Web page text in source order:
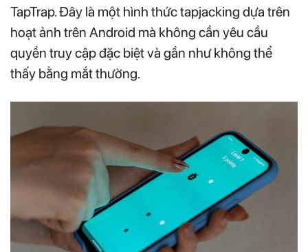
TapTrap. Đây là một hình thức tapjacking dựa trên
hoạt ảnh trên Android mà không cần yêu cầu
quyền truy cập đặc biệt và gần như không thể
thấy bằng mắt thường.